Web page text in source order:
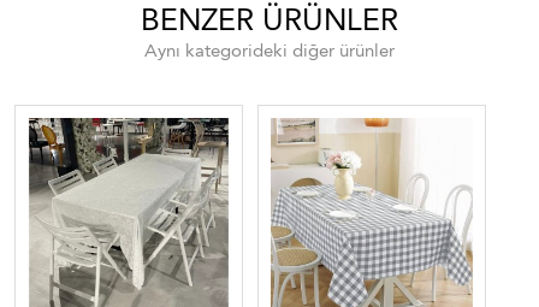
BENZER ÜRÜNLER
Aynı kategorideki diğer ürünler